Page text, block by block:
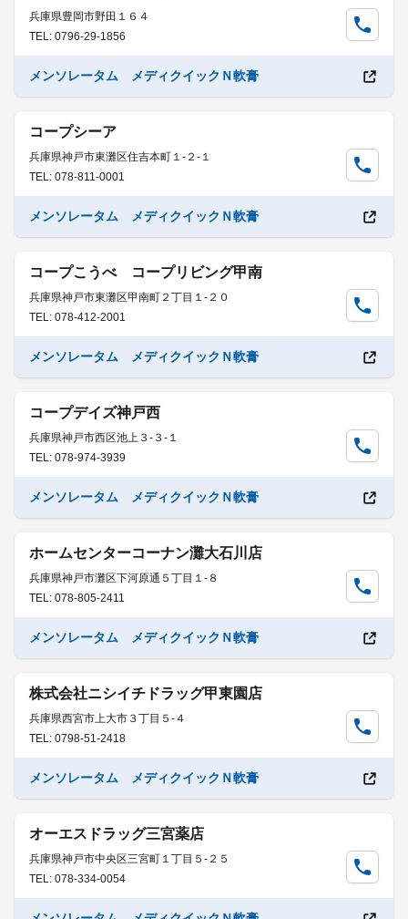
兵庫県豊岡市野田１６４
TEL: 0796-29-1856
メンソレータム メディクイックＮ軟膏
コープシーア
兵庫県神戸市東灘区住吉本町１-２-１
TEL: 078-811-0001
メンソレータム メディクイックＮ軟膏
コープこうべ コープリビング甲南
兵庫県神戸市東灘区甲南町２丁目１-２０
TEL: 078-412-2001
メンソレータム メディクイックＮ軟膏
コープデイズ神戸西
兵庫県神戸市西区池上３-３-１
TEL: 078-974-3939
メンソレータム メディクイックＮ軟膏
ホームセンターコーナン灘大石川店
兵庫県神戸市灘区下河原通５丁目１-８
TEL: 078-805-2411
メンソレータム メディクイックＮ軟膏
株式会社ニシイチドラッグ甲東園店
兵庫県西宮市上大市３丁目５-４
TEL: 0798-51-2418
メンソレータム メディクイックＮ軟膏
オーエスドラッグ三宮薬店
兵庫県神戸市中央区三宮町１丁目５-２５
TEL: 078-334-0054